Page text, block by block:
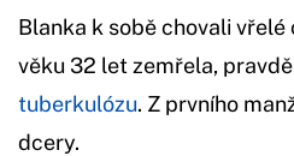
Blanka k sobě chovali vřelé
věku 32 let zemřela,
tuberkulózu. Z prvního
dcery.